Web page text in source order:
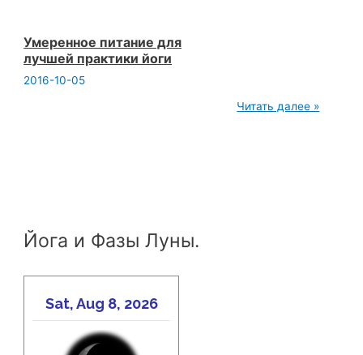
Умеренное питание для
лучшей практики йоги
2016-10-05
Умеренное
Читать далее »
Йога и Фазы Луны.